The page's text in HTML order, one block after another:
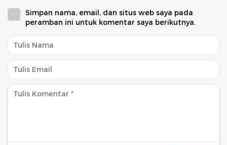
Simpan nama, email, dan situs web saya pada
peramban ini untuk komentar saya berikutnya.